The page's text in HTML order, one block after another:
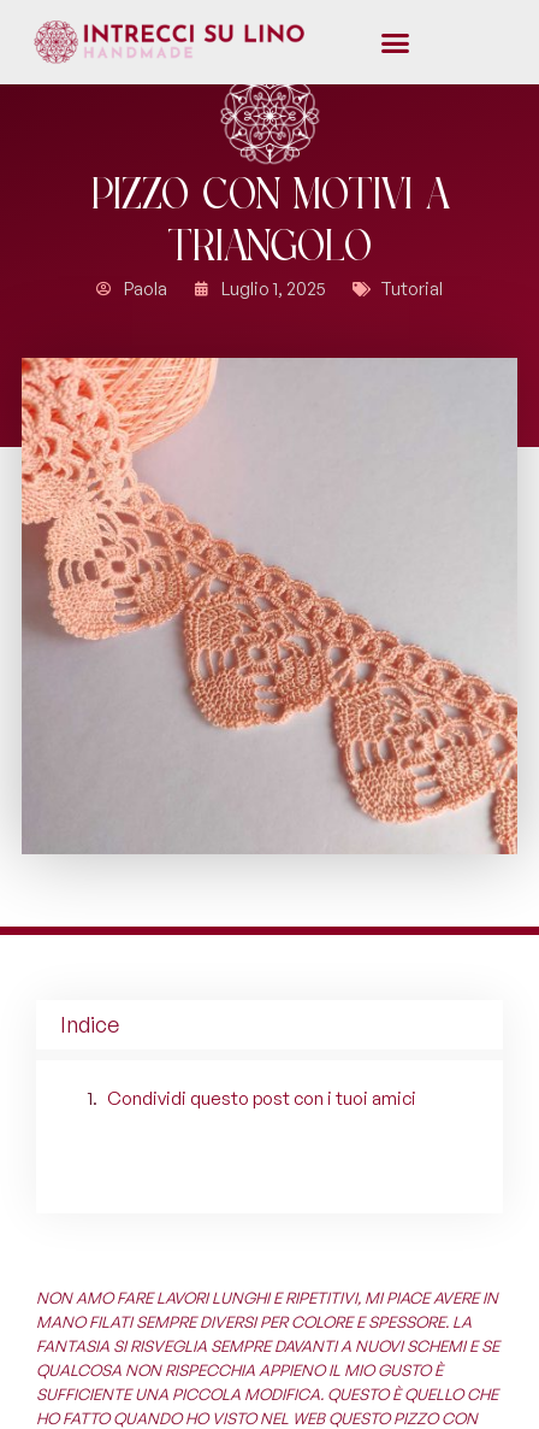
Pizzo con Motivi a
Triangolo
Paola Luglio 1, 2025 Tutorial
Indice
Condividi questo post con i tuoi amici
NON AMO FARE LAVORI LUNGHI E RIPETITIVI, MI PIACE AVERE IN
MANO FILATI SEMPRE DIVERSI PER COLORE E SPESSORE. LA
FANTASIA SI RISVEGLIA SEMPRE DAVANTI A NUOVI SCHEMI E SE
QUALCOSA NON RISPECCHIA APPIENO IL MIO GUSTO È
SUFFICIENTE UNA PICCOLA MODIFICA. QUESTO È QUELLO CHE
HO FATTO QUANDO HO VISTO NEL WEB QUESTO PIZZO CON